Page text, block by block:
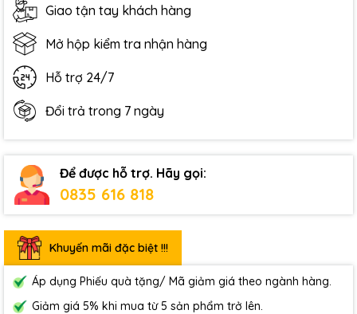
Giao tận tay khách hàng
Mở hộp kiểm tra nhận hàng
Hỗ trợ 24/7
Đổi trả trong 7 ngày
Để được hỗ trợ. Hãy gọi:
0835 616 818
Khuyến mãi đặc biệt !!!
Áp dụng Phiếu quà tặng/ Mã giảm giá theo ngành hàng.
Giảm giá 5% khi mua từ 5 sản phẩm trở lên.